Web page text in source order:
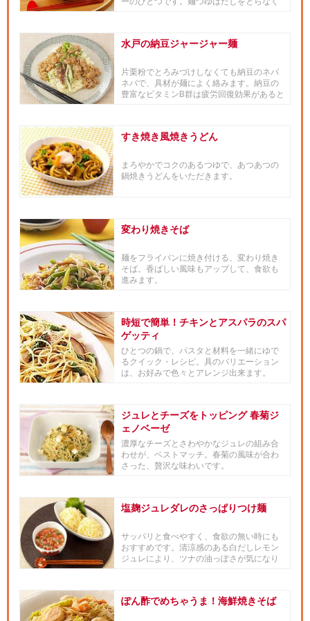
水戸の納豆ジャージャー麺
片栗粉でとろみづけしなくても納豆のネバ
ネバで、具材が麺によく絡みます。納豆の
豊富なビタミンB群は疲労回復効果があると
すき焼き風焼きうどん
まろやかでコクのあるつゆで、あつあつの
鍋焼きうどんをいただきます。
変わり焼きそば
麺をフライパンに焼き付ける、変わり焼き
そば。香ばしい風味もアップして、食欲も
進みます。
時短で簡単！チキンとアスパラのスパ
ゲッティ
ひとつの鍋で、パスタと材料を一緒にゆで
るクイック・レシピ。具のバリエーション
は、お好みで色々とアレンジ出来ます。
ジュレとチーズをトッピング 春菊ジ
ェノベーゼ
濃厚なチーズとさわやかなジュレの組み合
わせが、ベストマッチ。春菊の風味が合わ
さった、贅沢な味わいです。
塩麹ジュレダレのさっぱりつけ麺
サッパリと食べやすく、食欲の無い時にも
おすすめです。清涼感のある白だしレモン
ジュレにより、ツナの油っぽさが気になり
ぽん酢でめちゃうま！海鮮焼きそば